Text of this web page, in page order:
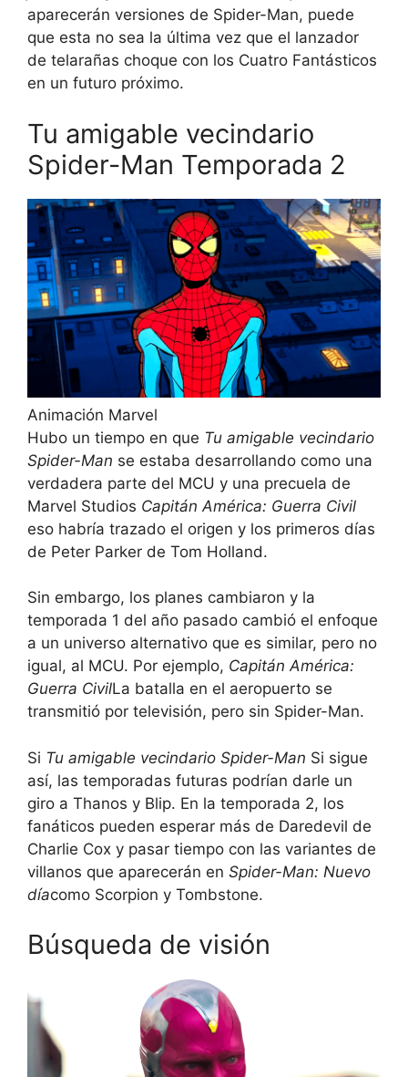
aparecerán versiones de Spider-Man, puede
que esta no sea la última vez que el lanzador
de telarañas choque con los Cuatro Fantásticos
en un futuro próximo.
Tu amigable vecindario
Spider-Man Temporada 2
Animación Marvel
Hubo un tiempo en que Tu amigable vecindario
Spider-Man se estaba desarrollando como una
verdadera parte del MCU y una precuela de
Marvel Studios Capitán América: Guerra Civil
eso habría trazado el origen y los primeros días
de Peter Parker de Tom Holland.
Sin embargo, los planes cambiaron y la
temporada 1 del año pasado cambió el enfoque
a un universo alternativo que es similar, pero no
igual, al MCU. Por ejemplo, Capitán América:
Guerra CivilLa batalla en el aeropuerto se
transmitió por televisión, pero sin Spider-Man.
Si Tu amigable vecindario Spider-Man Si sigue
así, las temporadas futuras podrían darle un
giro a Thanos y Blip. En la temporada 2, los
fanáticos pueden esperar más de Daredevil de
Charlie Cox y pasar tiempo con las variantes de
villanos que aparecerán en Spider-Man: Nuevo
díacomo Scorpion y Tombstone.
Búsqueda de visión